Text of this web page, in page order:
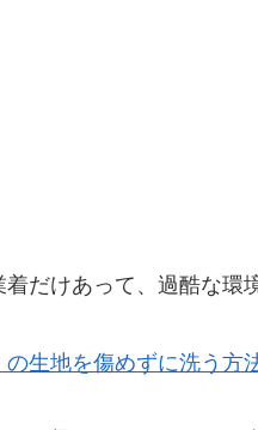
だけあって、過酷な環
の生地を傷めずに洗う